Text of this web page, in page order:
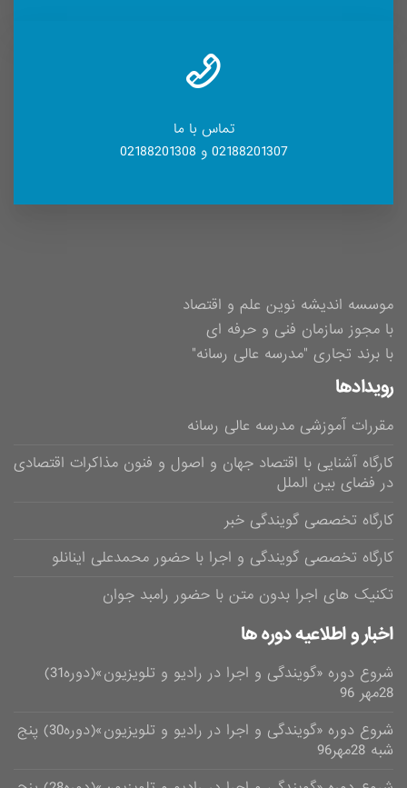
تماس با ما
02188201307 و 02188201308
موسسه اندیشه نوین علم و اقتصاد
با مجوز سازمان فنی و حرفه ای
با برند تجاری "مدرسه عالی رسانه"
رویدادها
مقررات آموزشی مدرسه عالی رسانه
کارگاه آشنایی با اقتصاد جهان و اصول و فنون مذاکرات اقتصادی
در فضای بین الملل
کارگاه تخصصی گویندگی خبر
کارگاه تخصصی گویندگی و اجرا با حضور محمدعلی اینانلو
تکنیک های اجرا بدون متن با حضور رامبد جوان
اخبار و اطلاعیه دوره ها
شروع دوره «گویندگی و اجرا در رادیو و تلویزیون»(دوره31)
28مهر 96
شروع دوره «گویندگی و اجرا در رادیو و تلویزیون»(دوره30) پنج
شبه 28مهر96